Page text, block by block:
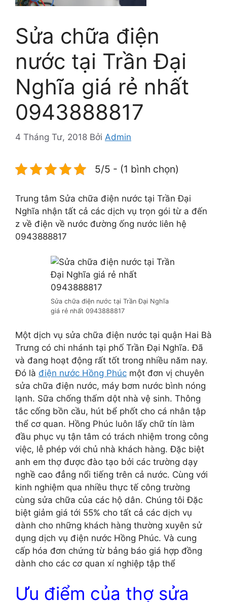
Sửa chữa điện
nước tại Trần Đại
Nghĩa giá rẻ nhất
0943888817
4 Tháng Tư, 2018 Bởi Admin
5/5 - (1 bình chọn)
Trung tâm Sửa chữa điện nước tại Trần Đại
Nghĩa nhận tất cả các dịch vụ trọn gói từ a đến
z về điện về nước đường ống nước liên hệ
0943888817
Sửa chữa điện nước tại Trần Đại Nghĩa
giá rẻ nhất 0943888817
Một dịch vụ sửa chữa điện nước tại quận Hai Bà
Trưng có chi nhánh tại phố Trần Đại Nghĩa. Đã
và đang hoạt động rất tốt trong nhiều năm nay.
Đó là điện nước Hồng Phúc một đơn vị chuyên
sửa chữa điện nước, máy bơm nước bình nóng
lạnh. Sữa chống thấm dột nhà vệ sinh. Thông
tắc cống bồn cầu, hút bể phốt cho cá nhân tập
thể cơ quan. Hồng Phúc luôn lấy chữ tín làm
đầu phục vụ tận tâm có trách nhiệm trong công
việc, lễ phép với chủ nhà khách hàng. Đặc biệt
anh em thợ được đào tạo bởi các trường dạy
nghề cao đẳng nổi tiếng trên cả nước. Cùng với
kinh nghiệm qua nhiều thực tế công trường
cùng sửa chữa của các hộ dân. Chúng tôi Đặc
biệt giảm giá tới 55% cho tất cả các dịch vụ
dành cho những khách hàng thường xuyên sử
dụng dịch vụ điện nước Hồng Phúc. Và cung
cấp hóa đơn chứng từ bảng báo giá hợp đồng
dành cho các cơ quan xí nghiệp tập thể
Ưu điểm của thợ sửa